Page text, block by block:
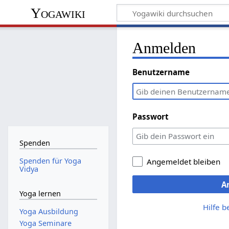
Yogawiki
Anmelden
Benutzername
Passwort
Angemeldet bleiben
Hilfe
Spenden
Spenden für Yoga
Vidya
Yoga lernen
Yoga Ausbildung
Yoga Seminare